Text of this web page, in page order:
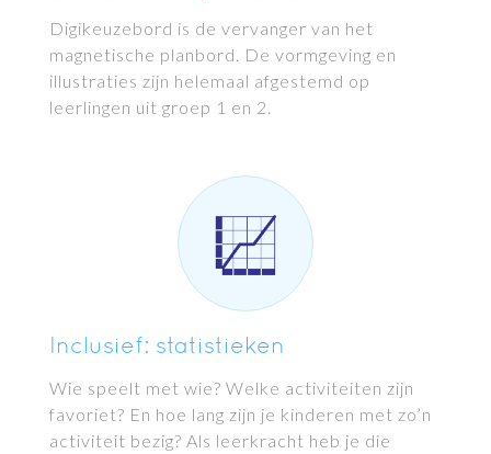
Digikeuzebord is de vervanger van het
magnetische planbord. De vormgeving en
illustraties zijn helemaal afgestemd op
leerlingen uit groep 1 en 2.
Inclusief: statistieken
Wie speelt met wie? Welke activiteiten zijn
favoriet? En hoe lang zijn je kinderen met zo’n
activiteit bezig? Als leerkracht heb je die